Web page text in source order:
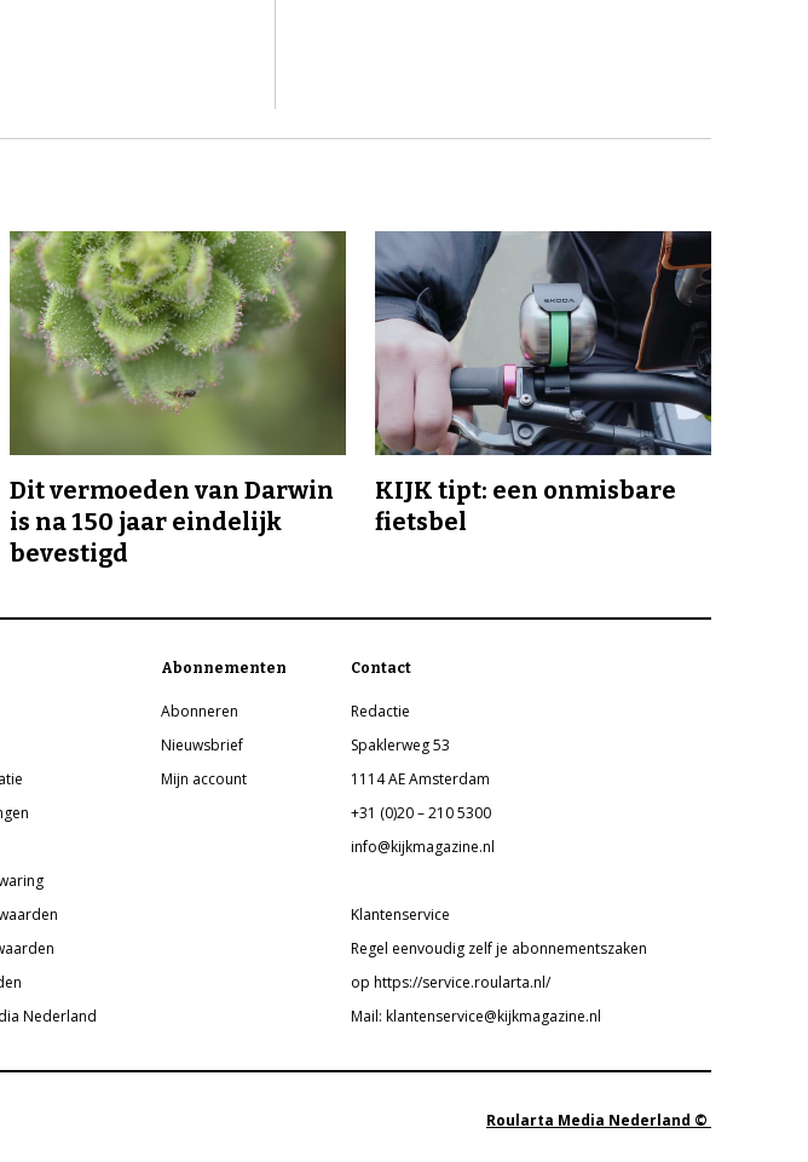
Dit vermoeden van Darwin
is na 150 jaar eindelijk
bevestigd
KIJK tipt: een onmisbare
fietsbel
Nederland
Abonnementen
Abonneren
Nieuwsbrief
Mijn account
Contact
Redactie
Spaklerweg 53
1114 AE Amsterdam
+31 (0)20 – 210 5300
info@kijkmagazine.nl
Klantenservice
Regel eenvoudig zelf je abonnementszaken
op https://service.roularta.nl/
Mail: klantenservice@kijkmagazine.nl
Roularta Media Nederland ©